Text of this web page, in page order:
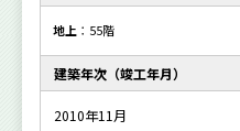
地上 ：55階
建築年次（竣工年月）
2010年11月